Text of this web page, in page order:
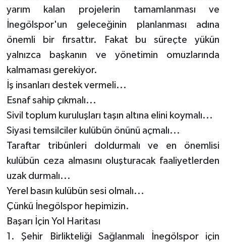
yarım kalan projelerin tamamlanması ve
İnegölspor'un geleceğinin planlanması adına
önemli bir fırsattır. Fakat bu süreçte yükün
yalnızca başkanın ve yönetimin omuzlarında
kalmaması gerekiyor.
İş insanları destek vermeli...
Esnaf sahip çıkmalı...
Sivil toplum kuruluşları taşın altına elini koymalı...
Siyasi temsilciler kulübün önünü açmalı...
Taraftar tribünleri doldurmalı ve en önemlisi
kulübün ceza almasını oluşturacak faaliyetlerden
uzak durmalı...
Yerel basın kulübün sesi olmalı...
Çünkü İnegölspor hepimizin.
Başarı İçin Yol Haritası
1. Şehir Birlikteliği Sağlanmalı İnegölspor için